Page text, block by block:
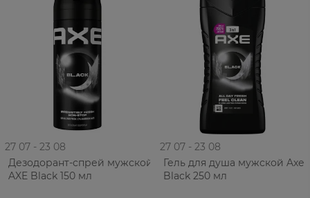
27 07 - 23 08
Дезодорант-спрей мужской
AXE Black 150 мл
27 07 - 23 08
Гель для душа мужской Axe
Black 250 мл